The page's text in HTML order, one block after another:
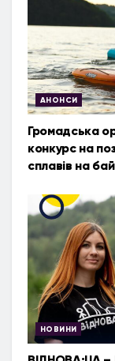
АНОНСИ
Громадська
конкурс на
сплавів на
НОВИНИ